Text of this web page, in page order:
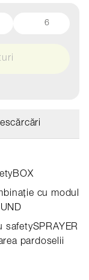
6
cu modul
pardoselii